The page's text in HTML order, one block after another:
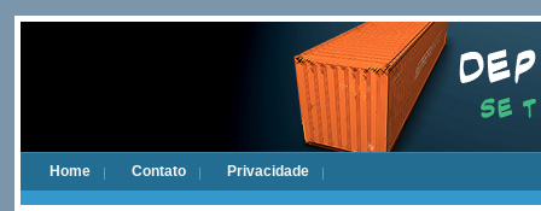
Home Contato Privacidade